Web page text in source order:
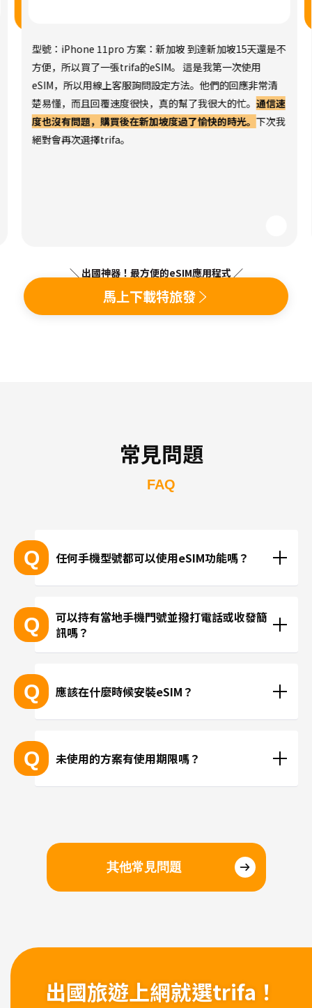
型號：iPhone 11pro 方案：新加坡 到達新加坡15天還是不
方便，所以買了一張trifa的eSIM。 這是我第一次使用
eSIM，所以用線上客服詢問設定方法。他們的回應非常清
楚易懂，而且回覆速度很快，真的幫了我很大的忙。 通信速
度也沒有問題，購買後在新加坡度過了愉快的時光。 下次我
絕對會再次選擇trifa。
＼ 出國神器！最方便的eSIM應用程式 ／
馬上下載特旅發
常見問題
FAQ
Q 任何手機型號都可以使用eSIM功能嗎？
※產品推陳出新，可能無法列出所有最新的型號。
※無法透過個別的查詢確認您的設備是否支援eSIM功
能。
Q
可以持有當地手機門號並撥打電話或收發簡
訊嗎？
LINE或Instagram等使用網路連線進行通話。
Q 應該在什麼時候安裝eSIM？
問題。若擔心當地機場的WiFi速度不夠快，建議您在
國內完成安裝和設定，在當地進行切換eSIM即可。
Q 未使用的方案有使用期限嗎？
其他常見問題
出國旅遊上網就選trifa！